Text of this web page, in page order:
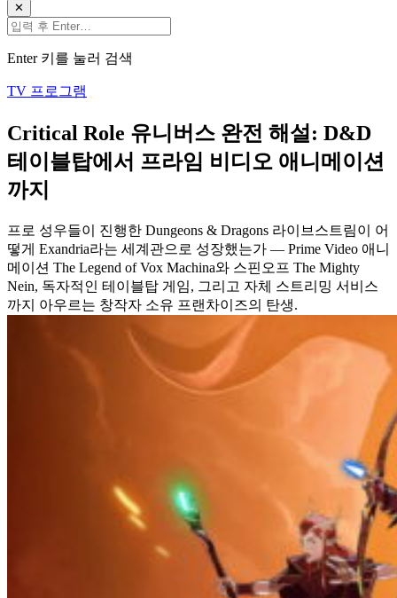
✕
Enter 키를 눌러 검색
TV 프로그램
Critical Role 유니버스 완전 해설: D&D
테이블탑에서 프라임 비디오 애니메이션
까지
프로 성우들이 진행한 Dungeons & Dragons 라이브스트림이 어
떻게 Exandria라는 세계관으로 성장했는가 — Prime Video 애니
메이션 The Legend of Vox Machina와 스핀오프 The Mighty
Nein, 독자적인 테이블탑 게임, 그리고 자체 스트리밍 서비스
까지 아우르는 창작자 소유 프랜차이즈의 탄생.